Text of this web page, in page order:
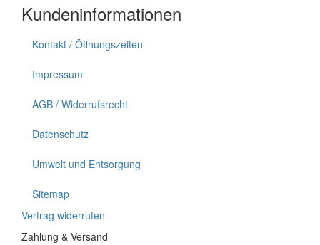
Kundeninformationen
Kontakt / Öffnungszeiten
Impressum
AGB / Widerrufsrecht
Datenschutz
Umwelt und Entsorgung
Sitemap
Vertrag widerrufen
Zahlung & Versand